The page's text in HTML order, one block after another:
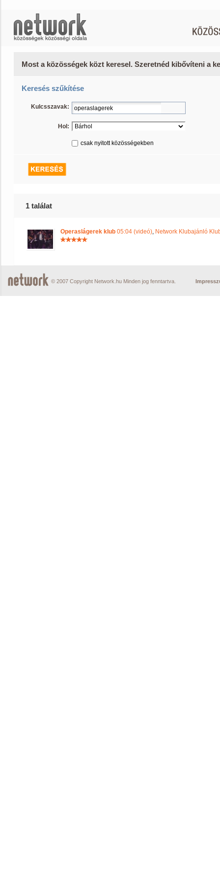
Most a közösségek közt keresel. Szeretnéd kibővíteni a
Keresés szűkítése
Kulcsszavak:
Hol:
csak nyitott közösségekben
1 találat
Operaslágerek klub 05:04 (videó), Network Klubajánló
© 2007 Copyright Network.hu Minden jog fenntartva.